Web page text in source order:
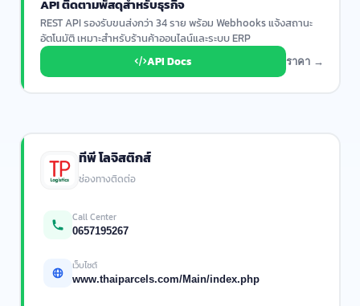
API ติดตามพัสดุสำหรับธุรกิจ
REST API รองรับขนส่งกว่า 34 ราย พร้อม Webhooks แจ้งสถานะ
อัตโนมัติ เหมาะสำหรับร้านค้าออนไลน์และระบบ ERP
API Docs
ราคา →
ทีพี โลจิสติกส์
ช่องทางติดต่อ
Call Center
0657195267
เว็บไซต์
www.thaiparcels.com/Main/index.php